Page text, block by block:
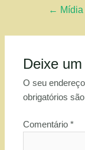
Navegação
Post
←
Deixe
O seu
obrigatórios
Comentário*